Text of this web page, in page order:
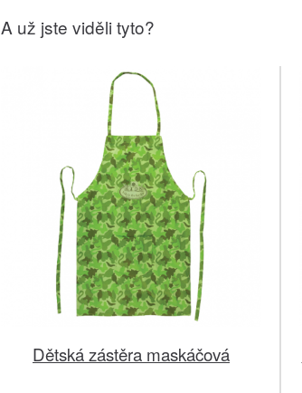
A už jste viděli tyto?
Dětská zástěra maskáčová